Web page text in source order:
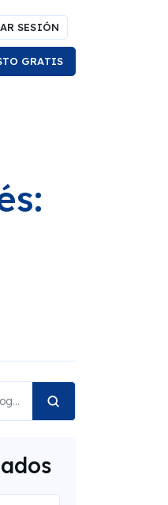
SESIÓN
GRATIS